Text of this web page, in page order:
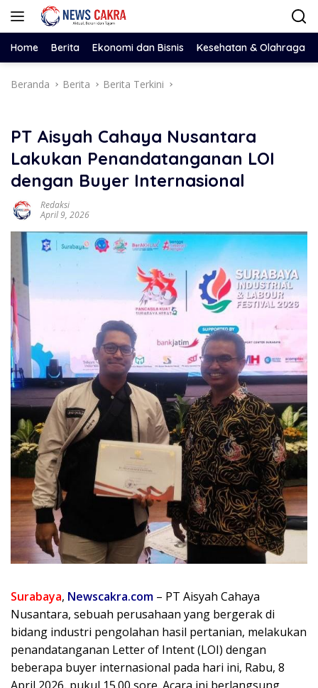
Langsung
Home Berita Ekonomi dan Bisnis Kesehatan & Olahraga
Beranda Berita Berita Terkini
PT Aisyah Cahaya Nusantara
Lakukan Penandatanganan LOI
dengan Buyer Internasional
Redaksi
April 9, 2026
Surabaya, Newscakra.com – PT Aisyah Cahaya
Nusantara, sebuah perusahaan yang bergerak di
bidang industri pengolahan hasil pertanian, melakukan
penandatanganan Letter of Intent (LOI) dengan
beberapa buyer internasional pada hari ini, Rabu, 8